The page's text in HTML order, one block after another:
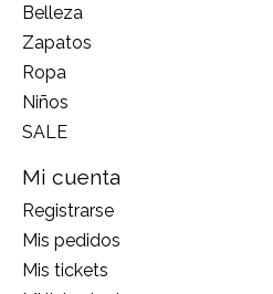
Belleza
Zapatos
Ropa
Niños
SALE
Mi cuenta
Registrarse
Mis pedidos
Mis tickets